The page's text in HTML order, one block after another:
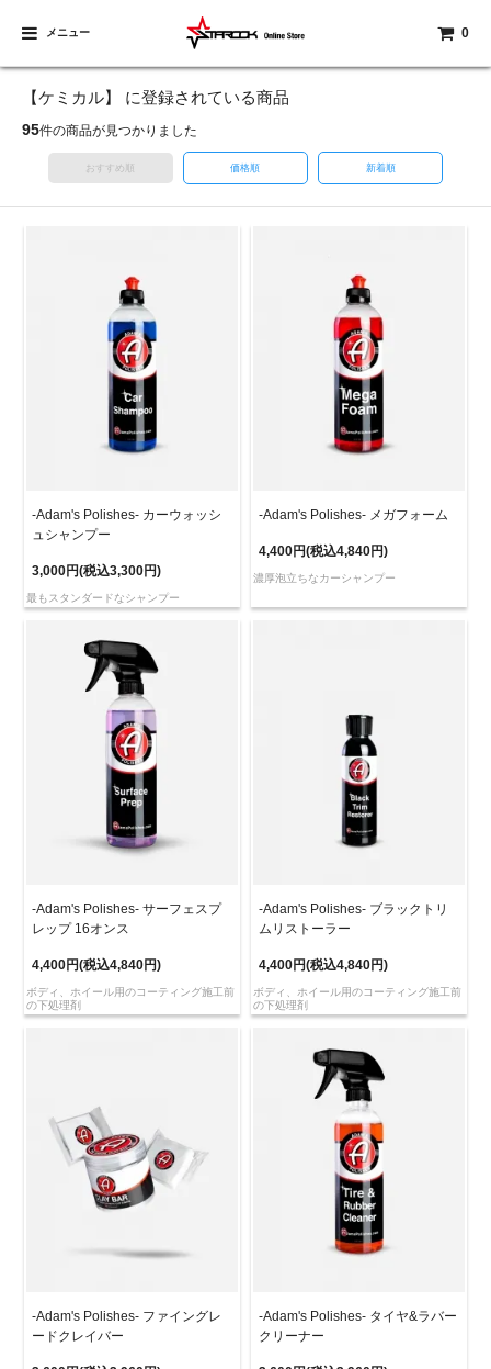
メニュー 0
【ケミカル】 に登録されている商品
95件の商品が見つかりました
おすすめ順 価格順 新着順
-Adam's Polishes- カーウォッシ
ュシャンプー
3,000円(税込3,300円)
最もスタンダードなシャンプー
-Adam's Polishes- メガフォーム
4,400円(税込4,840円)
濃厚泡立ちなカーシャンプー
-Adam's Polishes- サーフェスプ
レップ 16オンス
4,400円(税込4,840円)
ボディ、ホイール用のコーティング施工前
の下処理剤
-Adam's Polishes- ブラックトリ
ムリストーラー
4,400円(税込4,840円)
ボディ、ホイール用のコーティング施工前
の下処理剤
-Adam's Polishes- ファイングレ
ードクレイバー
-Adam's Polishes- タイヤ&ラバー
クリーナー